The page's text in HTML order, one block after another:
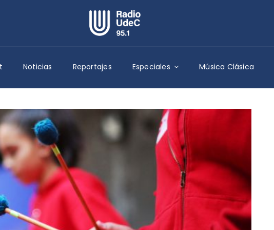
Escuchar Radio UdeC en vivo
Quiénes Somos
Programación
Podcast
Noticias
Columnas
Música Clásica
Especiales
Noticias Reportajes Especiales Música Clásica